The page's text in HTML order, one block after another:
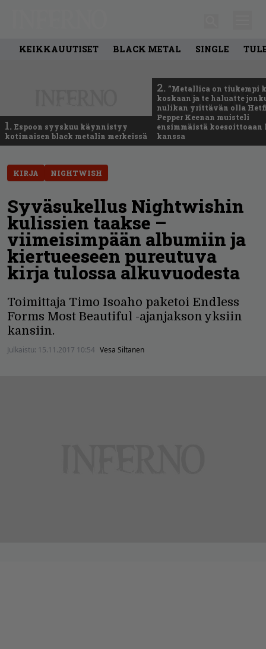
KEIKKAUUTISET BLACK METAL SINGLE
1. Espoon syyskuu käynnistyy
kotimaisen black metalin merkeissä
2. ”Metallica on tiukempi
koskaan ja te haluatte
nulikan yrittävän olla
Pepper Keenan muisteli
ensimmäistä
kanssa
KIRJA NIGHTWISH
Syväsukellus Nightwishin
kulissien taakse –
viimeisimpään albumiin ja
kiertueeseen pureutuva
kirja tulossa alkuvuodesta
Toimittaja Timo Isoaho paketoi Endless
Forms Most Beautiful -ajanjakson yksiin
kansiin.
Julkaistu: 15.11.2017 10:54 Vesa Siltanen